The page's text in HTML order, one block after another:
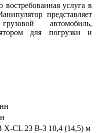
услуга в
представляет
автомобиль,
для погрузки и
X-CL 23 B-3 10,4 (14,5) м